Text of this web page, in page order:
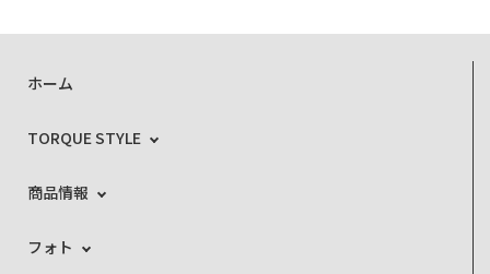
ホーム
TORQUE STYLE
商品情報
フォト